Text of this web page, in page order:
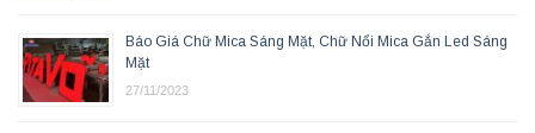
Báo Giá Chữ Mica Sáng Mặt, Chữ Nổi Mica Gắn Led Sáng
Mặt
27/11/2023